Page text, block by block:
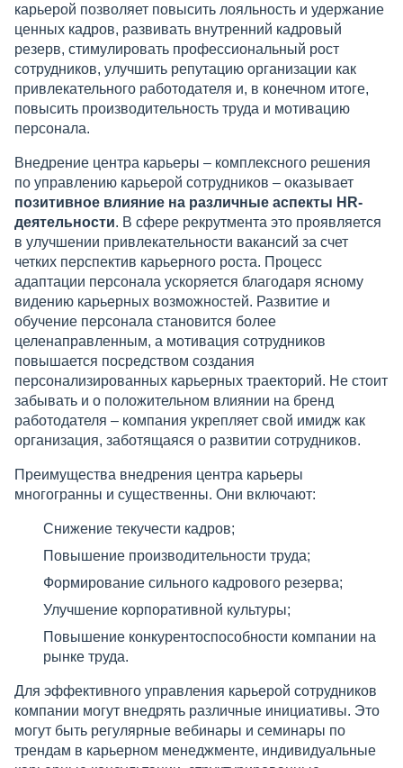
карьерой позволяет повысить лояльность и удержание
ценных кадров, развивать внутренний кадровый
резерв, стимулировать профессиональный рост
сотрудников, улучшить репутацию организации как
привлекательного работодателя и, в конечном итоге,
повысить производительность труда и мотивацию
персонала.
Внедрение центра карьеры – комплексного решения
по управлению карьерой сотрудников – оказывает
позитивное влияние на различные аспекты HR-
деятельности. В сфере рекрутмента это проявляется
в улучшении привлекательности вакансий за счет
четких перспектив карьерного роста. Процесс
адаптации персонала ускоряется благодаря ясному
видению карьерных возможностей. Развитие и
обучение персонала становится более
целенаправленным, а мотивация сотрудников
повышается посредством создания
персонализированных карьерных траекторий. Не стоит
забывать и о положительном влиянии на бренд
работодателя – компания укрепляет свой имидж как
организация, заботящаяся о развитии сотрудников.
Преимущества внедрения центра карьеры
многогранны и существенны. Они включают:
Снижение текучести кадров;
Повышение производительности труда;
Формирование сильного кадрового резерва;
Улучшение корпоративной культуры;
Повышение конкурентоспособности компании на
рынке труда.
Для эффективного управления карьерой сотрудников
компании могут внедрять различные инициативы. Это
могут быть регулярные вебинары и семинары по
трендам в карьерном менеджменте, индивидуальные